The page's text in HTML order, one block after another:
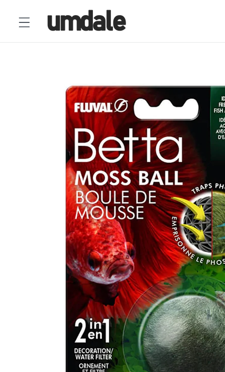
directamente
al contenido